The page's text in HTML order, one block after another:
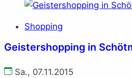
Shopping
Geistershopping in
Sa., 07.11.2015